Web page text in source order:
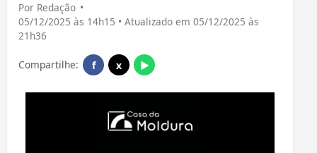
Por Redação •
05/12/2025 às 14h15 • Atualizado em 05/12/2025 às
21h36
Compartilhe: f x ▶